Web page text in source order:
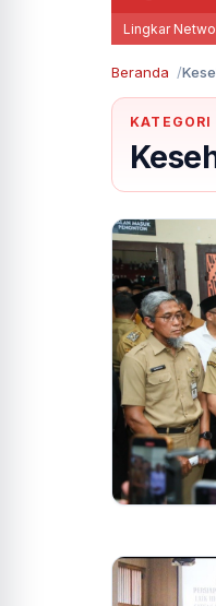
Lingkar
Beranda
KATEGORI